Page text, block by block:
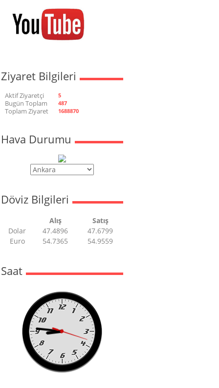
Ziyaret Bilgileri
Aktif Ziyaretçi 5
Bugün Toplam 487
Toplam Ziyaret 1688870
Hava Durumu
Döviz Bilgileri
Alış
Satış
Dolar
47.4896
47.6799
Euro
54.7365 54.9559
Saat